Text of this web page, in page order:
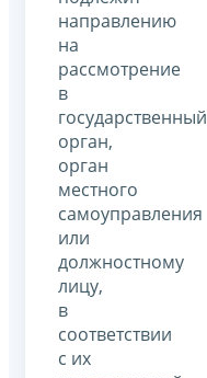
направлению
на
рассмотрение
в
государственный
орган,
орган
местного
самоуправления
или
должностному
лицу,
в
соответствии
с их